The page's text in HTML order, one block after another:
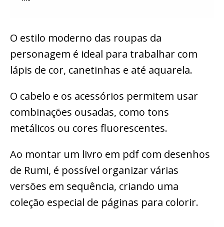
O estilo moderno das roupas da
personagem é ideal para trabalhar com
lápis de cor, canetinhas e até aquarela.
O cabelo e os acessórios permitem usar
combinações ousadas, como tons
metálicos ou cores fluorescentes.
Ao montar um livro em pdf com desenhos
de Rumi, é possível organizar várias
versões em sequência, criando uma
coleção especial de páginas para colorir.